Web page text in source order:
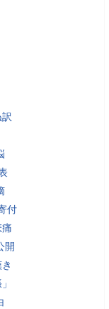
付
開